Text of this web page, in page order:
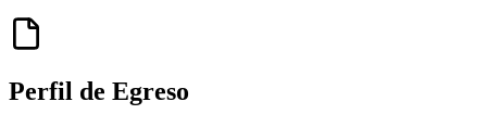
Perfil de Egreso